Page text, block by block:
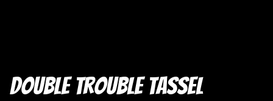
Double trouble tassel